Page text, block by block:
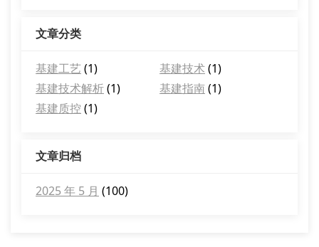
文章分类
基建工艺(1) 基建技术(1)
基建技术解析(1) 基建指南(1)
基建质控 (1)
文章归档
2025 年 5 月 (100)